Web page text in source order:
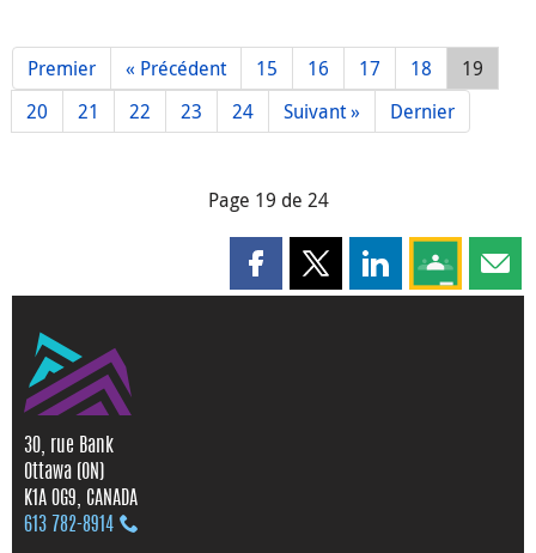
Premier « Précédent 15 16 17 18
19
20
21 22 23 24 Suivant » Dernier
Page 19 de 24
Partager cette page sur
Partager cette page sur X
Partager cette
Partagez
30, rue Bank
Ottawa (ON)
K1A 0G9, CANADA
613 782‑8914